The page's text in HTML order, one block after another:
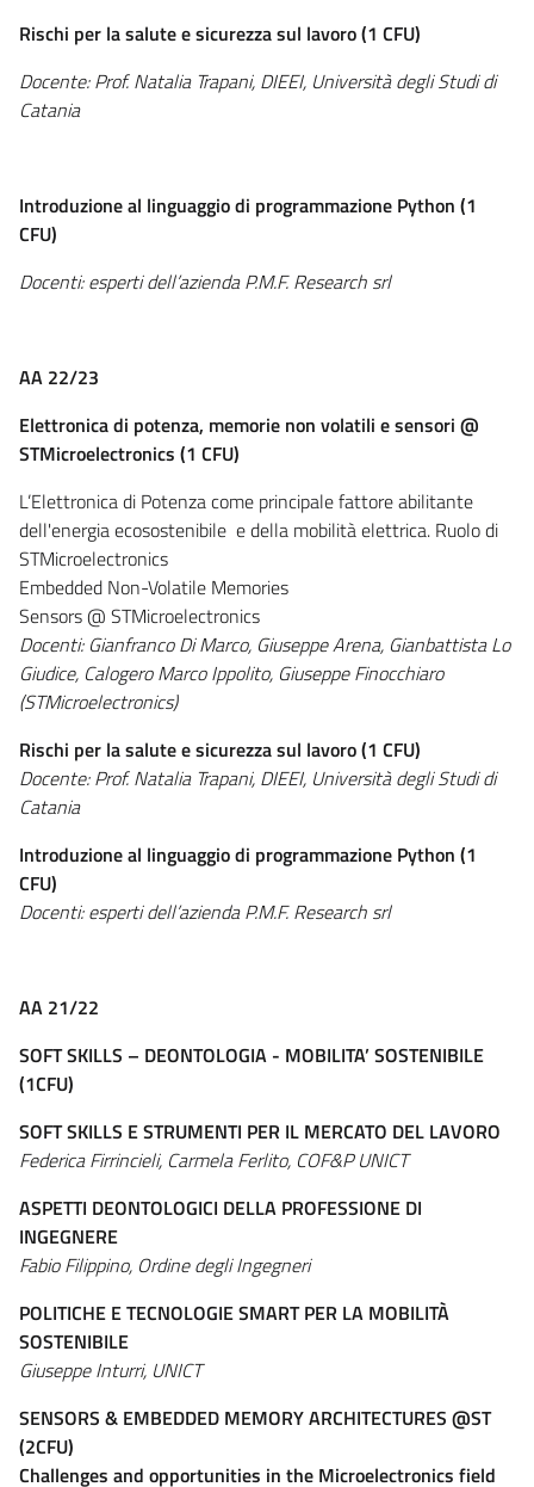
Rischi per la salute e sicurezza sul lavoro (1 CFU)
Docente: Prof. Natalia Trapani, DIEEI, Università degli Studi di
Catania
Introduzione al linguaggio di programmazione Python (1
CFU)
Docenti: esperti dell’azienda P.M.F. Research srl
AA 22/23
Elettronica di potenza, memorie non volatili e sensori @
STMicroelectronics (1 CFU)
L’Elettronica di Potenza come principale fattore abilitante
dell'energia ecosostenibile e della mobilità elettrica. Ruolo di
STMicroelectronics
Embedded Non-Volatile Memories
Sensors @ STMicroelectronics
Docenti: Gianfranco Di Marco, Giuseppe Arena, Gianbattista Lo
Giudice, Calogero Marco Ippolito, Giuseppe Finocchiaro
(STMicroelectronics)
Rischi per la salute e sicurezza sul lavoro (1 CFU)
Docente: Prof. Natalia Trapani, DIEEI, Università degli Studi di
Catania
Introduzione al linguaggio di programmazione Python (1
CFU)
Docenti: esperti dell’azienda P.M.F. Research srl
AA 21/22
SOFT SKILLS – DEONTOLOGIA - MOBILITA’ SOSTENIBILE
(1CFU)
SOFT SKILLS E STRUMENTI PER IL MERCATO DEL LAVORO
Federica Firrincieli, Carmela Ferlito, COF&P UNICT
ASPETTI DEONTOLOGICI DELLA PROFESSIONE DI
INGEGNERE
Fabio Filippino, Ordine degli Ingegneri
POLITICHE E TECNOLOGIE SMART PER LA MOBILITÀ
SOSTENIBILE
Giuseppe Inturri, UNICT
SENSORS & EMBEDDED MEMORY ARCHITECTURES @ST
(2CFU)
Challenges and opportunities in the Microelectronics field